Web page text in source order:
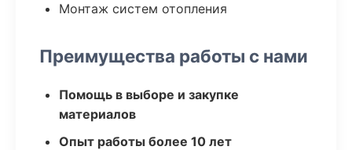
Монтаж систем отопления
Преимущества работы с нами
Помощь в выборе и закупке
материалов
Опыт работы более 10 лет